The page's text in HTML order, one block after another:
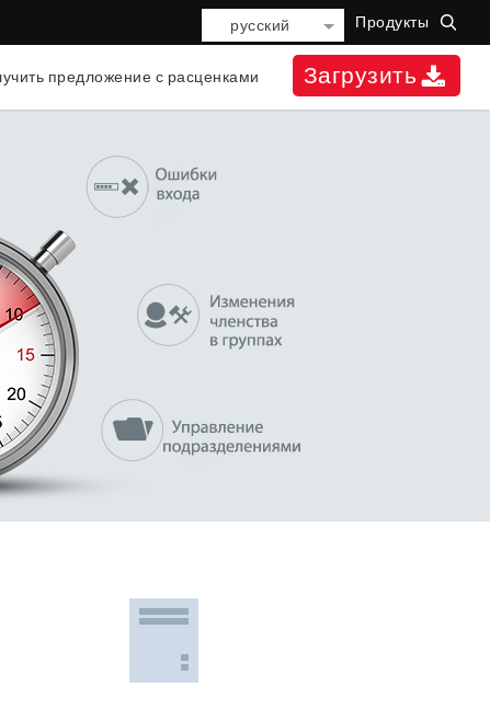
русский Продукты
Загрузить
предложение с расценками